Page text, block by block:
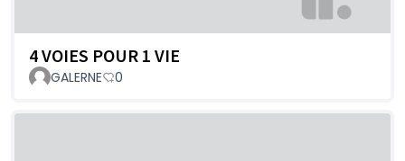
4 VOIES POUR 1 VIE
GALERNE 0